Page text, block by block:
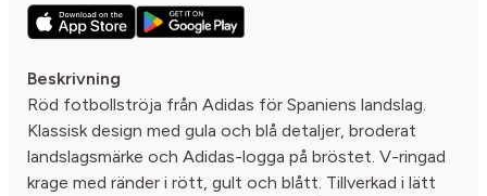
Beskrivning
Röd fotbollströja från Adidas för Spaniens landslag.
Klassisk design med gula och blå detaljer, broderat
landslagsmärke och Adidas-logga på bröstet. V-ringad
krage med ränder i rött, gult och blått. Tillverkad i lätt